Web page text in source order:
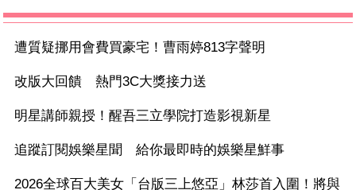
遭質疑挪用會費買豪宅！曹雨婷813字聲明
改版大回饋 熱門3C大獎接力送
明星講師親授！醒吾三立學院打造影視新星
追蹤訂閱娛樂星聞 給你最即時的娛樂星鮮事
2026全球百大美女「台版三上悠亞」林莎首入圍！將與